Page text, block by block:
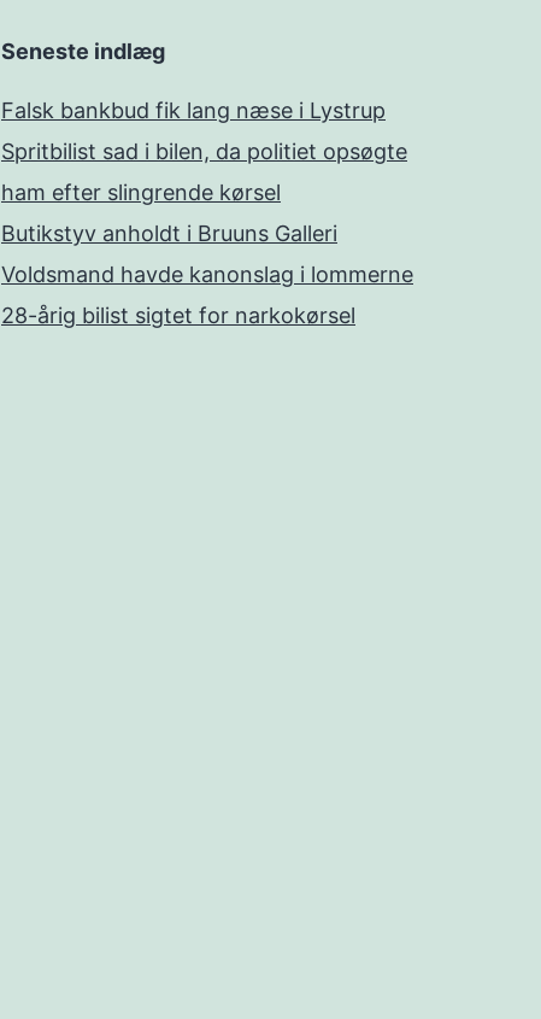
Seneste indlæg
Falsk bankbud fik lang næse i Lystrup
Spritbilist sad i bilen, da politiet opsøgte
ham efter slingrende kørsel
Butikstyv anholdt i Bruuns Galleri
Voldsmand havde kanonslag i lommerne
28-årig bilist sigtet for narkokørsel